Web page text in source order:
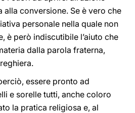
alla conversione. Se è vero che
personale nella quale non
è però indiscutibile l’aiuto che
dalla parola fraterna,
essere pronto ad
e sorelle tutti, anche coloro
la pratica religiosa e, al